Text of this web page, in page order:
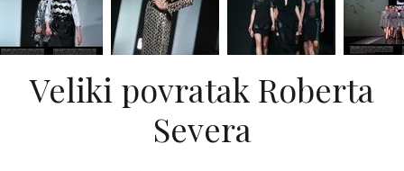
Veliki povratak Roberta
Severa